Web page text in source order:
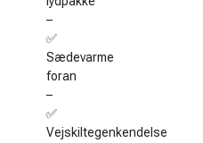
–
✅
Sædevarme
foran
–
✅
Vejskiltegenkendelse